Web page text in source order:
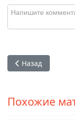
Предыдущий:
Назад
Похожие